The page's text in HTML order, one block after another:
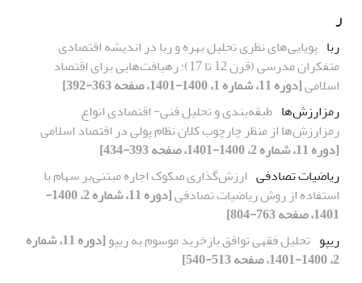
ر
ربا پویایی‌های نظری تحلیل بهره و ربا در اندیشه اقتصادی
متفکران مدرسی (قرن 12 تا 17)؛ رهیافت‌هایی برای اقتصاد
اسلامی[دوره 11، شماره 1، 1400-1401، صفحه 363-392]
رمزارزش‌ها طبقه‌بندی و تحلیل فنی- اقتصادی انواع
رمزارزش‌ها از منظر چارچوب کلان نظام پولی در اقتصاد اسلامی
[دوره 11، شماره 2، 1400-1401، صفحه 393-434]
ریاضیات تصادفی ارزش‌گذاری صکوک ‌اجاره مبتنی‌بر سهام با
استفاده از روش ریاضیات‌ تصادفی
[دوره 11، شماره 2، 1400-
1401، صفحه 763-804]
ریپو تحلیل فقهی توافق بازخرید موسوم به ریپو
[دوره 11، شماره
2، 1400-1401، صفحه 513-540]